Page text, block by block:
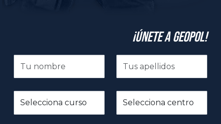
¡Únete a GeoPol!